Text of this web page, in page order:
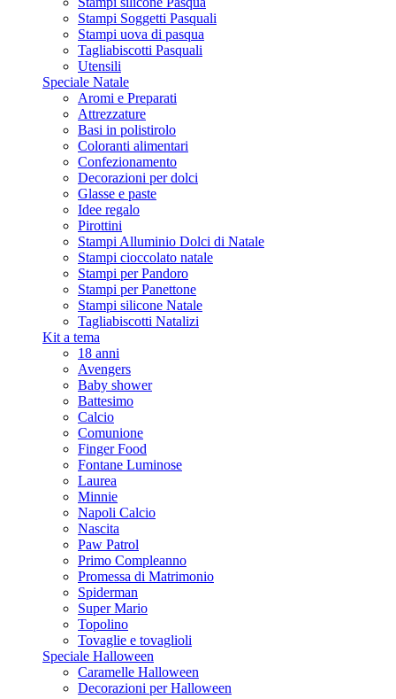
Stampi Soggetti Pasquali
Stampi uova di pasqua
Tagliabiscotti Pasquali
Utensili
Speciale Natale
Aromi e Preparati
Attrezzature
Basi in polistirolo
Coloranti alimentari
Confezionamento
Decorazioni per dolci
Glasse e paste
Idee regalo
Pirottini
Stampi Alluminio Dolci di Natale
Stampi cioccolato natale
Stampi per Pandoro
Stampi per Panettone
Stampi silicone Natale
Tagliabiscotti Natalizi
Kit a tema
18 anni
Avengers
Baby shower
Battesimo
Calcio
Comunione
Finger Food
Fontane Luminose
Laurea
Minnie
Napoli Calcio
Nascita
Paw Patrol
Primo Compleanno
Promessa di Matrimonio
Spiderman
Super Mario
Topolino
Tovaglie e tovaglioli
Speciale Halloween
Caramelle Halloween
Decorazioni per Halloween